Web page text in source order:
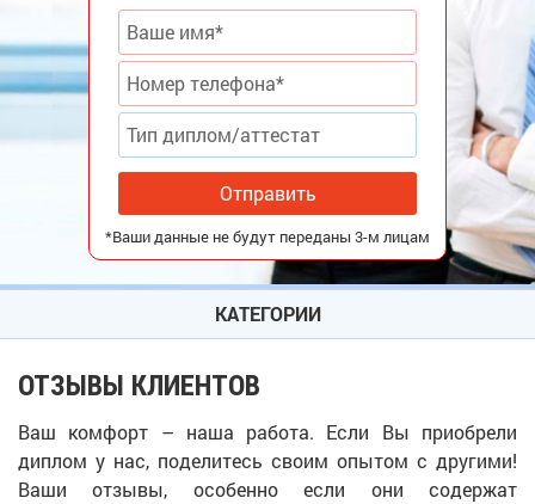
Отправить
*Ваши данные не будут переданы 3-м лицам
КАТЕГОРИИ
ОТЗЫВЫ КЛИЕНТОВ
Ваш комфорт – наша работа. Если Вы приобрели
диплом у нас, поделитесь своим опытом с другими!
Ваши отзывы, особенно если они содержат